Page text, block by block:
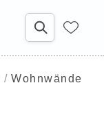
Wohnwände